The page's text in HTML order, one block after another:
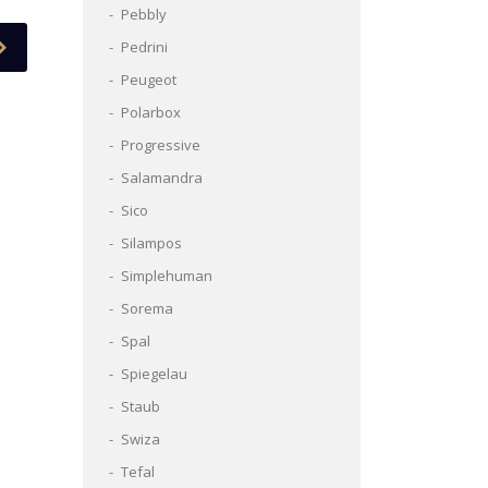
Pebbly
Pedrini
Peugeot
Polarbox
Progressive
Salamandra
Sico
Silampos
Simplehuman
Sorema
Spal
Spiegelau
Staub
Swiza
Tefal